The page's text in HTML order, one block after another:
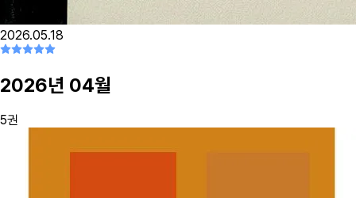
2026.05.18
2026년 04월
5권